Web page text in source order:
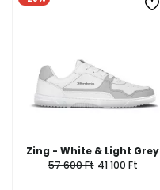
Zing - White & Light Grey
57 600 Ft 41 100 Ft